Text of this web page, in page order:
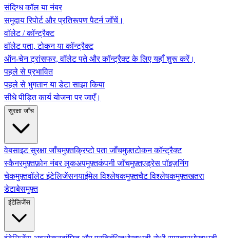
संदिग्ध कॉल या नंबर
समुदाय रिपोर्ट और प्रतिरूपण पैटर्न जाँचें।
वॉलेट / कॉन्ट्रैक्ट
वॉलेट पता, टोकन या कॉन्ट्रैक्ट
ऑन-चेन ट्रांसफर, वॉलेट पते और कॉन्ट्रैक्ट के लिए यहाँ शुरू करें।
पहले से प्रभावित
पहले से भुगतान या डेटा साझा किया
सीधे पीड़ित कार्य योजना पर जाएँ।
सुरक्षा जाँच
वेबसाइट सुरक्षा जाँचमुफ़्तक्रिप्टो पता जाँचमुफ़्तटोकन कॉन्ट्रैक्ट
स्कैनरमुफ़्तफ़ोन नंबर लुकअपमुफ़्तकंपनी जाँचमुफ़्तएड्रेस पॉइज़निंग
चेकमुफ़्तवॉलेट इंटेलिजेंसनयाईमेल विश्लेषकमुफ़्तचैट विश्लेषकमुफ़्तखतरा
डेटाबेसमुफ़्त
इंटेलिजेंस